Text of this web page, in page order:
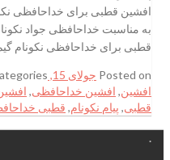
افشین قطبی برای خداحافظی
به مناسبت خداحافظی جواد
قطبی برای خداحافظی نکونام
Posted on جولای 15, 2016
افشین, افشین خداحافظی,
قطبی, پیام نکونام, قطبی
.